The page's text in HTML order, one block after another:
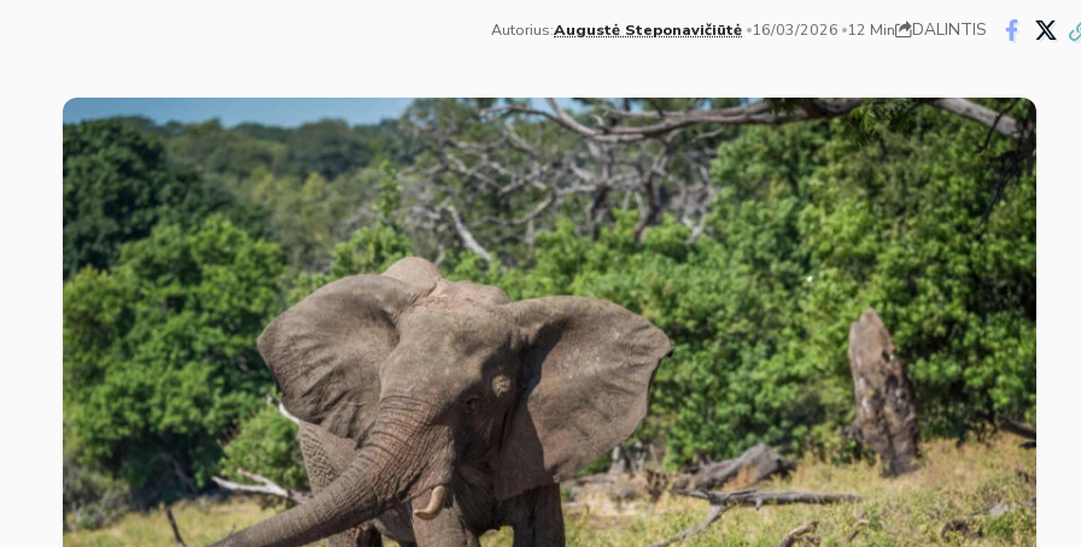
Autorius:Augustė Steponavičiūtė 16/03/2026 12 Min DALINTIS